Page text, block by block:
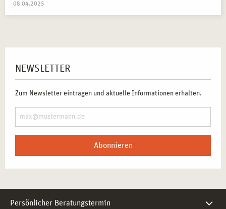
08.04.2025
NEWSLETTER
Zum Newsletter eintragen und aktuelle Informationen erhalten.
Abonnieren
Persönlicher Beratungstermin